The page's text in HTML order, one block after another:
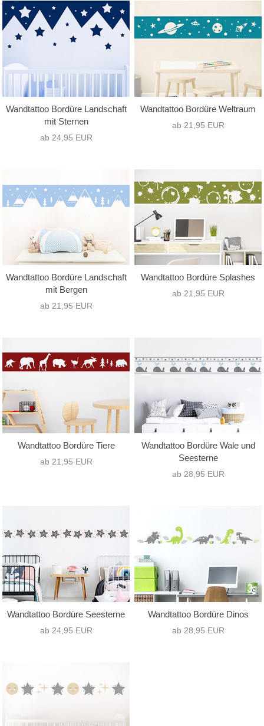
Wandtattoo Bordüre Landschaft
mit Sternen
ab 24,95 EUR
Wandtattoo Bordüre Weltraum
ab 21,95 EUR
Wandtattoo Bordüre Landschaft
mit Bergen
ab 21,95 EUR
Wandtattoo Bordüre Splashes
ab 21,95 EUR
Wandtattoo Bordüre Tiere
ab 21,95 EUR
Wandtattoo Bordüre Wale und
Seesterne
ab 28,95 EUR
Wandtattoo Bordüre Seesterne
ab 24,95 EUR
Wandtattoo Bordüre Dinos
ab 28,95 EUR